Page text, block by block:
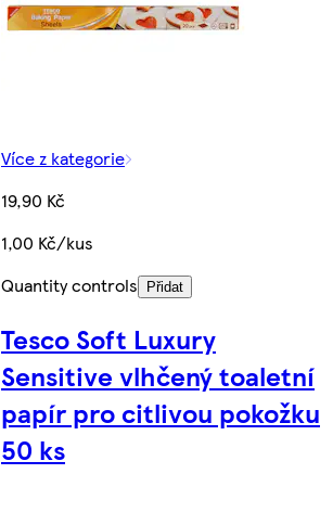
Více z kategorie
19,90 Kč
1,00 Kč/kus
Quantity controls
Přidat
Tesco Soft Luxury
Sensitive vlhčený toaletní
papír pro citlivou pokožku
50 ks